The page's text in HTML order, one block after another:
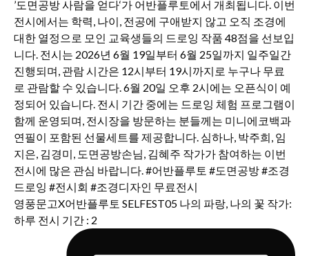
영풍문고X어반플루토 SELFEST05 나의 파랑, 나의 꽃 작가:
하루 전시 기간 : 2